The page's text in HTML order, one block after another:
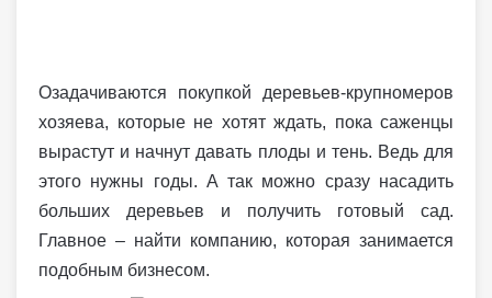
Озадачиваются покупкой деревьев-крупномеров
хозяева, которые не хотят ждать, пока саженцы
вырастут и начнут давать плоды и тень. Ведь для
этого нужны годы. А так можно сразу насадить
больших деревьев и получить готовый сад.
Главное – найти компанию, которая занимается
подобным бизнесом.